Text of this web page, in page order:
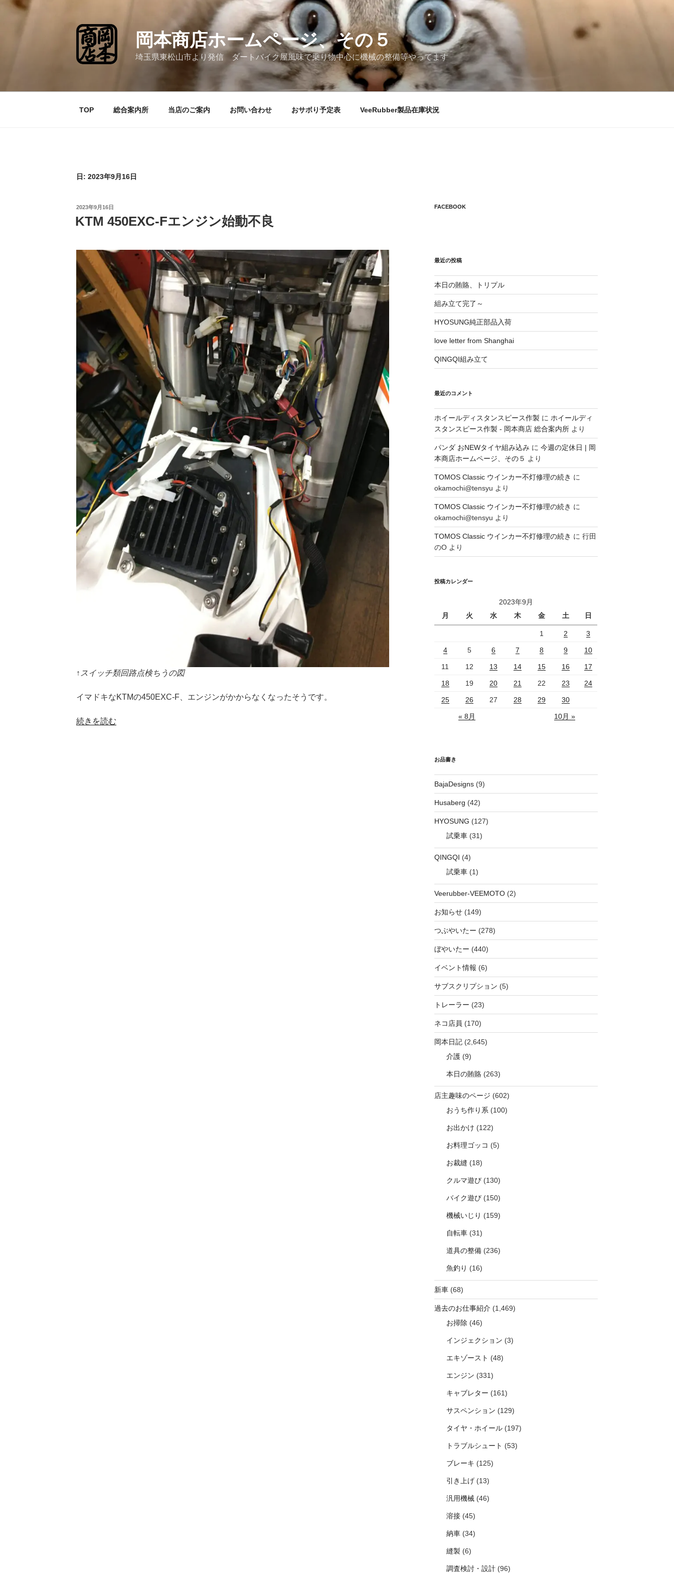
キ
岡本商店ホームページ、その５
埼玉県東松山市より発信 ダートバイク屋風味で乗り物中心に機械の整備等やってます
TOP 総合案内所 当店のご案内 お問い合わせ おサボり予定表 VeeRubber製品在庫状況
日: 2023年9月16日
投
日:
2023年9月16日
KTM 450EXC-Fエンジン始動不良
↑スイッチ類回路点検ちうの図
イマドキなKTMの450EXC-F、エンジンがかからなくなったそうです。
“KTM
続きを読む
FACEBOOK
最近の投稿
本日の賄賂、トリプル
組み立て完了～
HYOSUNG純正部品入荷
love letter from Shanghai
QINGQI組み立て
最近のコメント
ホイールディスタンスピース作製 に ホイールディ
スタンスピース作製 - 岡本商店 総合案内所 より
パンダ おNEWタイヤ組み込み に今週の定休日 | 岡
本商店ホームページ、その５ より
TOMOS Classic ウインカー不灯修理の続き に
okamochi@tensyu より
TOMOS Classic ウインカー不灯修理の続き に
okamochi@tensyu より
TOMOS Classic ウインカー不灯修理の続き に行田
のO より
投稿カレンダー
2023年9月
月
火 水 木 金 土 日
1 2 3
4 5 6 7 8 9 10
11 12 13 14 15 16 17
18 19 20 21 22 23 24
25 26 27 28 29 30
« 8月 10月 »
お品書き
BajaDesigns (9)
Husaberg (42)
HYOSUNG (127)
試乗車 (31)
QINGQI (4)
試乗車 (1)
Veerubber-VEEMOTO (2)
お知らせ (149)
つぶやいたー (278)
ぼやいたー (440)
イベント情報 (6)
サブスクリプション (5)
トレーラー (23)
ネコ店員 (170)
岡本日記 (2,645)
介護 (9)
本日の賄賂 (263)
店主趣味のページ (602)
おうち作り系 (100)
お出かけ (122)
お料理ゴッコ (5)
お裁縫 (18)
クルマ遊び (130)
バイク遊び (150)
機械いじり (159)
自転車 (31)
道具の整備 (236)
魚釣り (16)
新車 (68)
過去のお仕事紹介 (1,469)
お掃除 (46)
インジェクション (3)
エキゾースト (48)
エンジン (331)
キャブレター (161)
サスペンション (129)
タイヤ・ホイール (197)
トラブルシュート (53)
ブレーキ (125)
引き上げ (13)
汎用機械 (46)
溶接 (45)
納車 (34)
縫製 (6)
調査検討・設計 (96)